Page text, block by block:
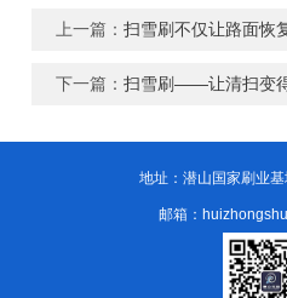
上一篇：扫雪刷不仅让路面恢复了
下一篇：扫雪刷——让清扫变
地址：潜山国家刷业
邮箱：